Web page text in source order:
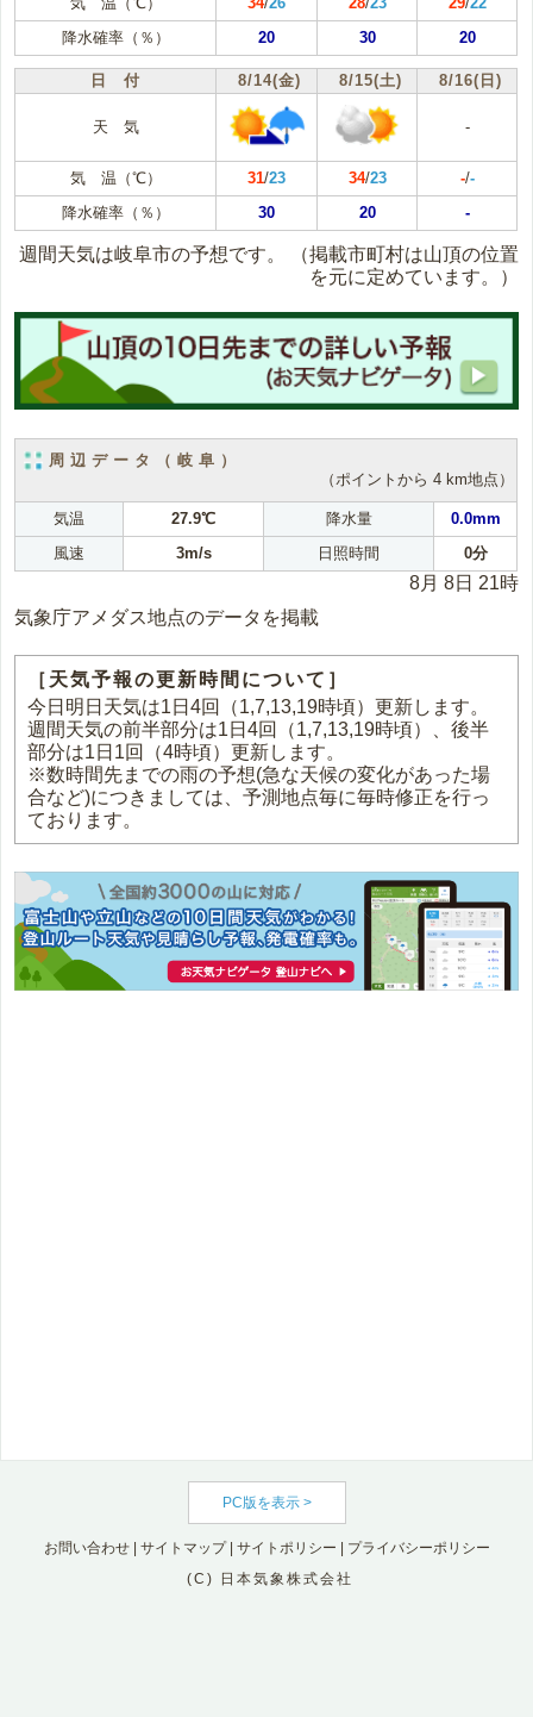
降水確率（％）
20 30 20
日 付 8/14(金) 8/15(土) 8/16(日)
天 気 -
気 温（℃） 31/23 34/23 -/-
降水確率（％）
30 20 -
週間天気は岐阜市の予想です。
（掲載市町村は山頂の位置
を元に定めています。）
周辺データ（岐阜）
（ポイントから 4 km地点）
気温 27.9℃ 降水量
0.0mm
風速
3m/s 日照時間 0分
8月 8日 21時
気象庁アメダス地点のデータを掲載
［天気予報の更新時間について］
今日明日天気は1日4回（1,7,13,19時頃）更新します。
週間天気の前半部分は1日4回（1,7,13,19時頃）、後半
部分は1日1回（4時頃）更新します。
※数時間先までの雨の予想(急な天候の変化があった場
合など)につきましては、予測地点毎に毎時修正を行っ
ております。
PC版を表示 >
お問い合わせ| サイトマップ| サイトポリシー
プライバシーポリシー
(C) 日本気象株式会社